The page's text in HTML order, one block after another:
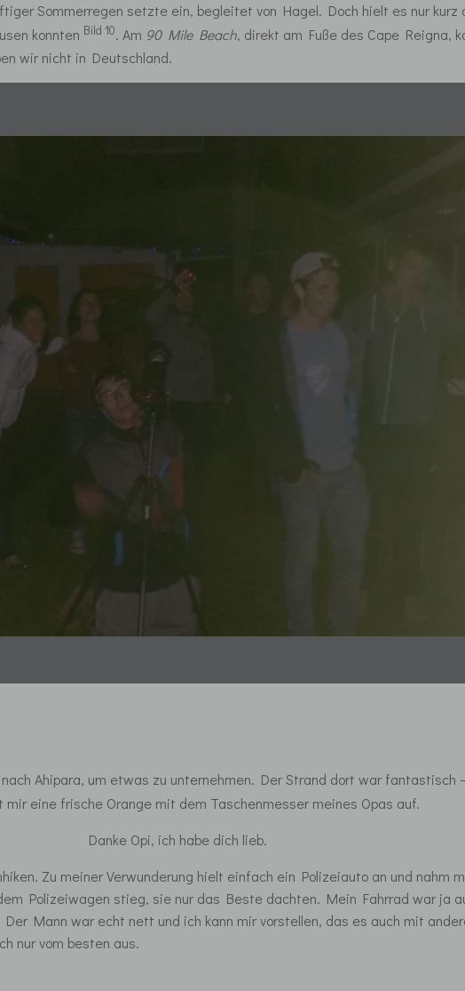
Sommerregen setzte ein, begleitet von Hagel. Doch hielt es nur kurz
konnten Bild 10. Am 90 Mile Beach, direkt am Fuße des Cape Reigna,
wir nicht in Deutschland.
Ahipara, um etwas zu unternehmen. Der Strand dort war fantastisch
eine frische Orange mit dem Taschenmesser meines Opas auf.
Danke Opi, ich habe dich lieb.
Zu meiner Verwunderung hielt einfach ein Polizeiauto an und
Polizeiwagen stieg, sie nur das Beste dachten. Mein Fahrrad war ja
Mann war echt nett und ich kann mir vorstellen, das es auch mit
nur vom besten aus.